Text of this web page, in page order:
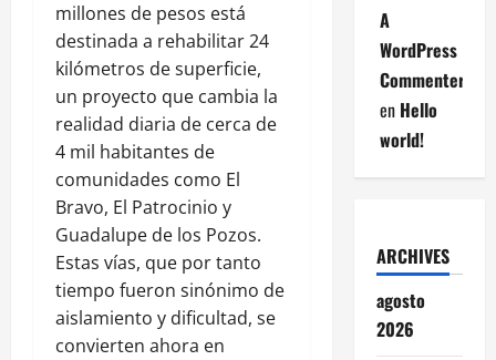
millones de pesos está
destinada a rehabilitar 24
kilómetros de superficie,
un proyecto que cambia la
realidad diaria de cerca de
4 mil habitantes de
comunidades como El
Bravo, El Patrocinio y
Guadalupe de los Pozos.
Estas vías, que por tanto
tiempo fueron sinónimo de
aislamiento y dificultad, se
convierten ahora en
A
WordPress
Commenter
en Hello
world!
ARCHIVES
agosto
2026